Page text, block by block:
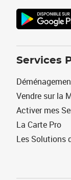
Services
Vendre sur la
Activer mes
La Carte Pro
Les Solutions